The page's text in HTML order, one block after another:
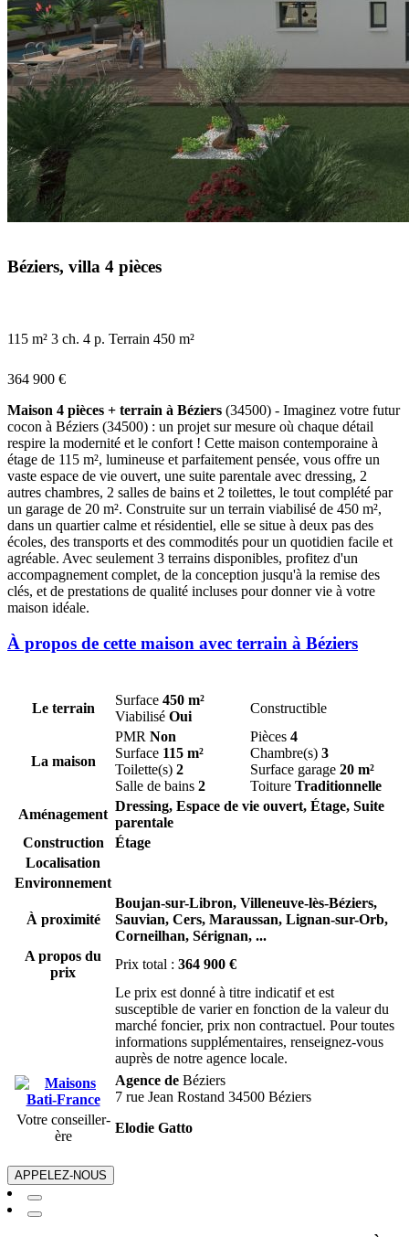
Béziers, villa 4 pièces
115 m² 3 ch. 4 p. Terrain 450 m²
364 900 €
Maison 4 pièces + terrain à Béziers (34500) - Imaginez votre futur
cocon à Béziers (34500) : un projet sur mesure où chaque détail
respire la modernité et le confort ! Cette maison contemporaine à
étage de 115 m², lumineuse et parfaitement pensée, vous offre un
vaste espace de vie ouvert, une suite parentale avec dressing, 2
autres chambres, 2 salles de bains et 2 toilettes, le tout complété par
un garage de 20 m². Construite sur un terrain viabilisé de 450 m²,
dans un quartier calme et résidentiel, elle se situe à deux pas des
écoles, des transports et des commodités pour un quotidien facile et
agréable. Avec seulement 3 terrains disponibles, profitez d'un
accompagnement complet, de la conception jusqu'à la remise des
clés, et de prestations de qualité incluses pour donner vie à votre
maison idéale.
À propos de cette maison avec terrain à Béziers
Le terrain
Surface 450 m²
Viabilisé Oui
Constructible
La maison
PMR Non
Surface 115 m²
Toilette(s) 2
Salle de bains 2
Pièces 4
Chambre(s) 3
Surface garage 20 m²
Toiture Traditionnelle
Aménagement
Dressing, Espace de vie ouvert, Étage, Suite
parentale
Construction
Étage
Localisation
Environnement
À proximité
Boujan-sur-Libron, Villeneuve-lès-Béziers,
Sauvian, Cers, Maraussan, Lignan-sur-Orb,
Corneilhan, Sérignan, ...
A propos du
prix
Prix total : 364 900 €
Le prix est donné à titre indicatif et est
susceptible de varier en fonction de la valeur du
marché foncier, prix non contractuel. Pour toutes
informations supplémentaires, renseignez-vous
auprès de notre agence locale.
Agence de Béziers
7 rue Jean Rostand 34500 Béziers
Votre conseiller-
ère
Elodie Gatto
APPELEZ-NOUS